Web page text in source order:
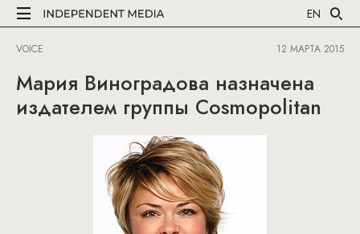
EN
VOICE 12 МАРТА 2015
Мария Виноградова назначена
издателем группы Cosmopolitan